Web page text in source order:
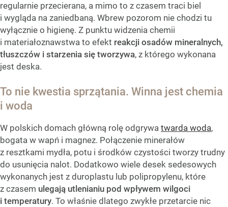
regularnie przecierana, a mimo to z czasem traci biel
i wygląda na zaniedbaną. Wbrew pozorom nie chodzi tu
wyłącznie o higienę. Z punktu widzenia chemii
i materiałoznawstwa to efekt reakcji osadów mineralnych,
tłuszczów i starzenia się tworzywa, z którego wykonana
jest deska.
To nie kwestia sprzątania. Winna jest chemia
i woda
W polskich domach główną rolę odgrywa twarda woda,
bogata w wapń i magnez. Połączenie minerałów
z resztkami mydła, potu i środków czystości tworzy trudny
do usunięcia nalot. Dodatkowo wiele desek sedesowych
wykonanych jest z duroplastu lub polipropylenu, które
z czasem ulegają utlenianiu pod wpływem wilgoci
i temperatury. To właśnie dlatego zwykłe przetarcie nic